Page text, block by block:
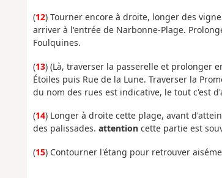
(12) Tourner encore à droite, longer des
arriver à l'entrée de Narbonne-Plage.
Foulquines.
(13) (Là, traverser la passerelle et prolonger
Étoiles puis Rue de la Lune. Traverser la
du nom des rues est indicative, le tout c'est
(14) Longer à droite cette plage, avant
des palissades. attentioncette partie est
(15) Contourner l'étang pour retrouver